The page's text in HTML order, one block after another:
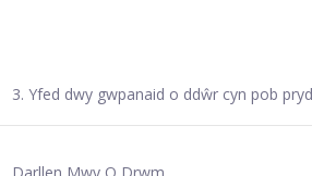
3. Yfed dwy gwpanaid o ddŵr cyn pob